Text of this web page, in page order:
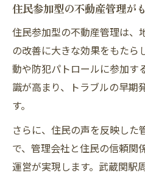
住民参加型の不動産管理が
住民参加型の不動産管理は、
の改善に大きな効果をもたら
動や防犯パトロールに参加す
識が高まり、トラブルの早期
す。
さらに、住民の声を反映した
で、管理会社と住民の信頼関
運営が実現します。武蔵関駅